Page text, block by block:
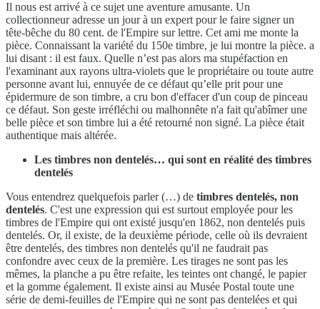
Il nous est arrivé à ce sujet une aventure amusante. Un
collectionneur adresse un jour à un expert pour le faire signer un
tête-bêche du 80 cent. de l'Empire sur lettre. Cet ami me monte la
pièce. Connaissant la variété du 150e timbre, je lui montre la pièce. a
lui disant : il est faux. Quelle n’est pas alors ma stupéfaction en
l'examinant aux rayons ultra-violets que le propriétaire ou toute autre
personne avant lui, ennuyée de ce défaut qu’elle prit pour une
épidermure de son timbre, a cru bon d'effacer d'un coup de pinceau
ce défaut. Son geste irréfléchi ou malhonnête n'a fait qu'abîmer une
belle pièce et son timbre lui a été retourné non signé. La pièce était
authentique mais altérée.
Les timbres non dentelés… qui sont en réalité des timbres
dentelés
Vous entendrez quelquefois parler (…) de timbres dentelés, non
dentelés. C'est une expression qui est surtout employée pour les
timbres de l'Empire qui ont existé jusqu'en 1862, non dentelés puis
dentelés. Or, il existe, de la deuxième période, celle où ils devraient
être dentelés, des timbres non dentelés qu'il ne faudrait pas
confondre avec ceux de la première. Les tirages ne sont pas les
mêmes, la planche a pu être refaite, les teintes ont changé, le papier
et la gomme également. Il existe ainsi au Musée Postal toute une
série de demi-feuilles de l'Empire qui ne sont pas dentelées et qui